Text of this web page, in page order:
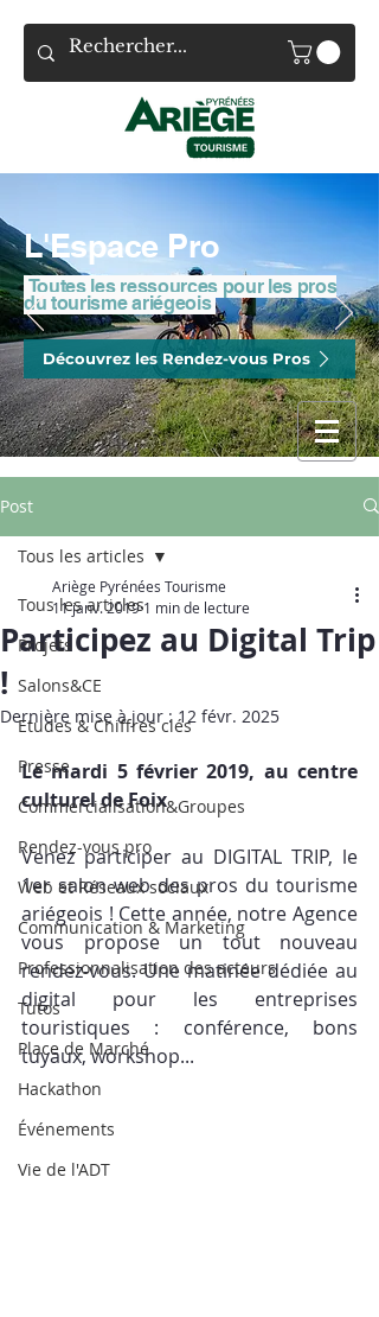
L'Espace Pro
Toutes les ressources pour les pros
du tourisme ariégeois
Découvrez les Rendez-vous Pros
Post
Tous les articles
Projets
Salons&CE
Etudes & Chiffres clés
Presse
Commercialisation&Groupes
Rendez-vous pro
Web et Réseaux sociaux
Communication & Marketing
Professionnalisation des acteurs
Tutos
Place de Marché
Hackathon
Événements
Vie de l'ADT
Tous les articles
Participez au Digital Trip
!
Ariège Pyrénées Tourisme
11 janv. 2019 1 min de lecture
Dernière mise à jour : 12 févr. 2025
Le mardi 5 février 2019, au centre
culturel de Foix
Venez participer au DIGITAL TRIP, le
1er salon web des pros du tourisme
ariégeois ! Cette année, notre Agence
vous propose un tout nouveau
rendez-vous. Une matinée dédiée au
digital pour les entreprises
touristiques : conférence, bons
tuyaux, workshop...